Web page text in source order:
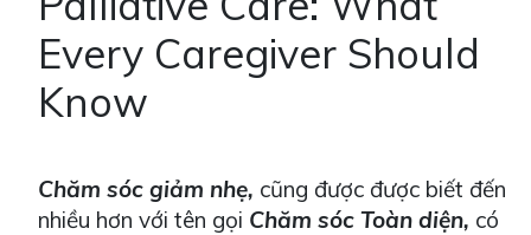
Every Caregiver Should
Know
Chăm sóc giảm nhẹ, cũng được được biết đến
nhiều hơn với tên gọi Chăm sóc Toàn diện, có